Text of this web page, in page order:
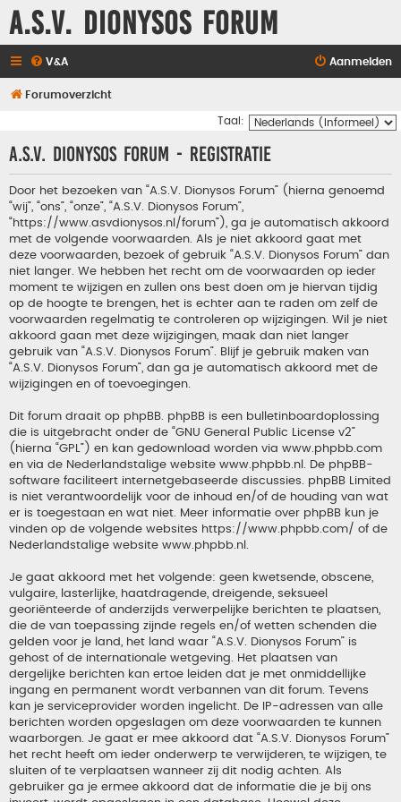
A.S.V. Dionysos Forum
V&A Aanmelden
Forumoverzicht
Taal:
A.S.V. Dionysos Forum - Registratie
Door het bezoeken van “A.S.V. Dionysos Forum” (hierna genoemd
“wij”, “ons”, “onze”, “A.S.V. Dionysos Forum”,
“https://www.asvdionysos.nl/forum”), ga je automatisch akkoord
met de volgende voorwaarden. Als je niet akkoord gaat met
deze voorwaarden, bezoek of gebruik “A.S.V. Dionysos Forum” dan
niet langer. We hebben het recht om de voorwaarden op ieder
moment te wijzigen en zullen ons best doen om je hiervan tijdig
op de hoogte te brengen, het is echter aan te raden om zelf de
voorwaarden regelmatig te controleren op wijzigingen. Wil je niet
akkoord gaan met deze wijzigingen, maak dan niet langer
gebruik van “A.S.V. Dionysos Forum”. Blijf je gebruik maken van
“A.S.V. Dionysos Forum”, dan ga je automatisch akkoord met de
wijzigingen en of toevoegingen.
Dit forum draait op phpBB. phpBB is een bulletinboardoplossing
die is uitgebracht onder de “GNU General Public License v2”
(hierna “GPL”) en kan gedownload worden via www.phpbb.com
en via de Nederlandstalige website www.phpbb.nl . De phpBB-
software faciliteert internetgebaseerde discussies. phpBB Limited
is niet verantwoordelijk voor de inhoud en/of de houding van wat
er is toegestaan en wat niet. Meer informatie over phpBB kun je
vinden op de volgende websites https://www.phpbb.com/ of de
Nederlandstalige website www.phpbb.nl
Je gaat akkoord met het volgende: geen kwetsende, obscene,
vulgaire, lasterlijke, haatdragende, dreigende, seksueel
georiënteerde of anderzijds verwerpelijke berichten te plaatsen,
die de van toepassing zijnde regels en/of wetten schenden die
gelden voor je land, het land waar “A.S.V. Dionysos Forum” is
gehost of de internationale wetgeving. Het plaatsen van
dergelijke berichten kan ertoe leiden dat je met onmiddellijke
ingang en permanent wordt verbannen van dit forum. Tevens
kan je serviceprovider worden ingelicht. De IP-adressen van alle
berichten worden opgeslagen om deze voorwaarden te kunnen
waarborgen. Je gaat er mee akkoord dat “A.S.V. Dionysos Forum”
het recht heeft om ieder onderwerp te verwijderen, te wijzigen, te
sluiten of te verplaatsen wanneer zij dit nodig achten. Als
gebruiker ga je ermee akkoord dat de informatie die je bij ons